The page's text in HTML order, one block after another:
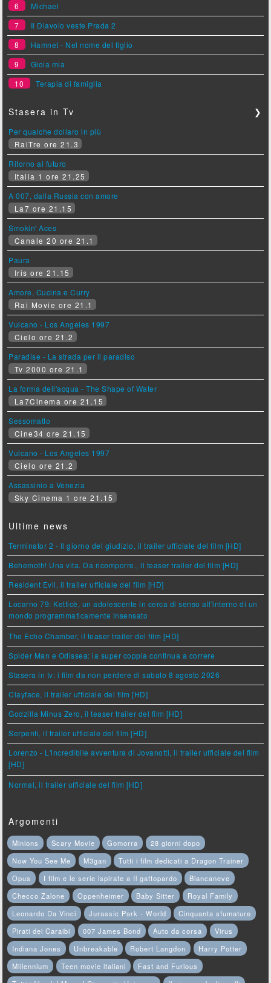
6
Michael
7
Il Diavolo veste Prada 2
8
Hamnet - Nel nome del figlio
9
Gioia mia
10
Terapia di famiglia
Stasera in Tv ❯
Per qualche dollaro in più
RaiTre ore 21.3
Ritorno al futuro
Italia 1 ore 21.25
A 007, dalla Russia con amore
La7 ore 21.15
Smokin' Aces
Canale 20 ore 21.1
Paura
Iris ore 21.15
Amore, Cucina e Curry
Rai Movie ore 21.1
Vulcano - Los Angeles 1997
Cielo ore 21.2
Paradise - La strada per il paradiso
Tv 2000 ore 21.1
La forma dell'acqua - The Shape of Water
La7Cinema ore 21.15
Sessomatto
Cine34 ore 21.15
Vulcano - Los Angeles 1997
Cielo ore 21.2
Assassinio a Venezia
Sky Cinema 1 ore 21.15
Ultime news
Terminator 2 - Il giorno del giudizio, il trailer ufficiale del film [HD]
Behemoth! Una vita. Da ricomporre., il teaser trailer del film [HD]
Resident Evil, il trailer ufficiale del film [HD]
Locarno 79: Ketticè, un adolescente in cerca di senso all'interno di un
mondo programmaticamente insensato
The Echo Chamber, il teaser trailer del film [HD]
Spider Man e Odissea: la super coppia continua a correre
Stasera in tv: i film da non perdere di sabato 8 agosto 2026
Clayface, il trailer ufficiale del film [HD]
Godzilla Minus Zero, il teaser trailer del film [HD]
Serpenti, il trailer ufficiale del film [HD]
Lorenzo - L'incredibile avventura di Jovanotti, il trailer ufficiale del film
[HD]
Normal, il trailer ufficiale del film [HD]
Argomenti
Minions Scary Movie Gomorra
28 giorni dopo
Now You See Me
M3gan
Tutti i film dedicati a Dragon Trainer
Opus
I film e le serie ispirate a Il gattopardo
Biancaneve
Checco Zalone
Oppenheimer Baby Sitter
Royal Family
Leonardo Da Vinci
Jurassic Park - World
Cinquanta sfumature
Pirati dei Caraibi
007 James Bond Auto da corsa
Virus
Indiana Jones
Unbreakable Robert Langdon
Harry Potter
Millennium
Teen movie italiani
Fast and Furious